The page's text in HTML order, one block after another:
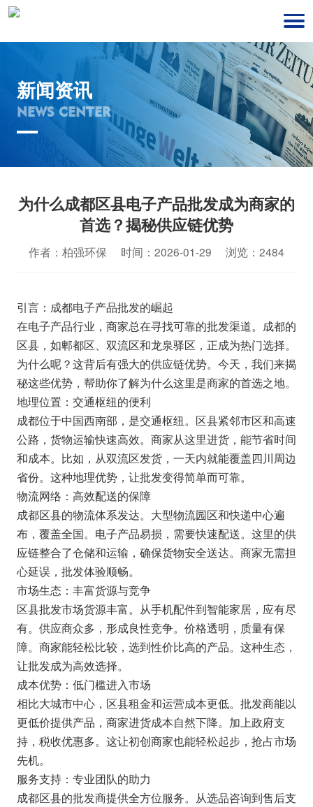
新闻资讯
NEWS CENTER
为什么成都区县电子产品批发成为商家的
首选？揭秘供应链优势
作者：柏强环保 时间：2026-01-29 浏览：2484
引言：成都电子产品批发的崛起
在电子产品行业，商家总在寻找可靠的批发渠道。成都的
区县，如郫都区、双流区和龙泉驿区，正成为热门选择。
为什么呢？这背后有强大的供应链优势。今天，我们来揭
秘这些优势，帮助你了解为什么这里是商家的首选之地。
地理位置：交通枢纽的便利
成都位于中国西南部，是交通枢纽。区县紧邻市区和高速
公路，货物运输快速高效。商家从这里进货，能节省时间
和成本。比如，从双流区发货，一天内就能覆盖四川周边
省份。这种地理优势，让批发变得简单而可靠。
物流网络：高效配送的保障
成都区县的物流体系发达。大型物流园区和快递中心遍
布，覆盖全国。电子产品易损，需要快速配送。这里的供
应链整合了仓储和运输，确保货物安全送达。商家无需担
心延误，批发体验顺畅。
市场生态：丰富货源与竞争
区县批发市场货源丰富。从手机配件到智能家居，应有尽
有。供应商众多，形成良性竞争。价格透明，质量有保
障。商家能轻松比较，选到性价比高的产品。这种生态，
让批发成为高效选择。
成本优势：低门槛进入市场
相比大城市中心，区县租金和运营成本更低。批发商能以
更低价提供产品，商家进货成本自然下降。加上政府支
持，税收优惠多。这让初创商家也能轻松起步，抢占市场
先机。
服务支持：专业团队的助力
成都区县的批发商提供全方位服务。从选品咨询到售后支